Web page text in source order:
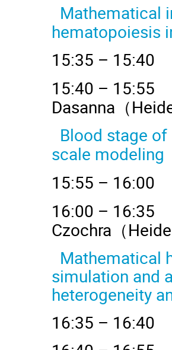
Mathematical
hematopoiesis
15:35 –
15:40 –
Dasanna （
Blood stage
scale modeling
15:55 –
16:00 –
Czochra （
Mathematical
simulation and
heterogeneity
16:35 –